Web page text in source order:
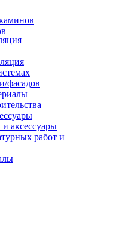
фасадов
аксессуары
работ и